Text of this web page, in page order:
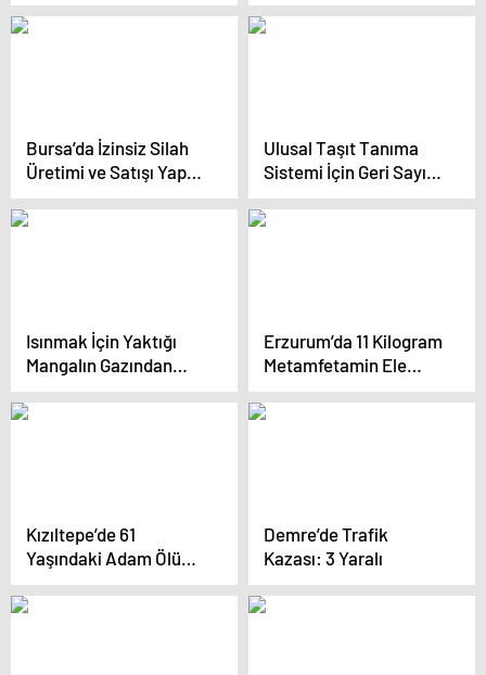
Bursa’da İzinsiz Silah
Üretimi ve Satışı Yapan
İki Kişi Tutuklandı
Ulusal Taşıt Tanıma
Sistemi İçin Geri Sayım
Başladı
Isınmak İçin Yaktığı
Mangalın Gazından
Zehirlenen Genç
Hayatını Kaybetti
Erzurum’da 11 Kilogram
Metamfetamin Ele
Geçirildi
Kızıltepe’de 61
Yaşındaki Adam Ölü
Bulundu
Demre’de Trafik
Kazası: 3 Yaralı